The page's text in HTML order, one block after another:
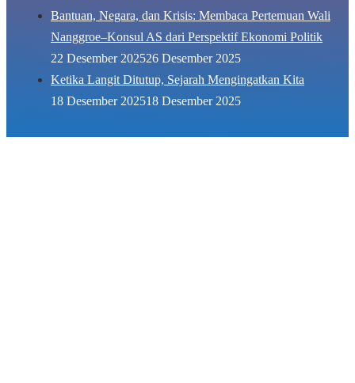
Bantuan, Negara, dan Krisis: Membaca Pertemuan Wali
Nanggroe–Konsul AS dari Perspektif Ekonomi Politik
22 Desember 202526 Desember 2025
Ketika Langit Ditutup, Sejarah Mengingatkan Kita
18 Desember 202518 Desember 2025